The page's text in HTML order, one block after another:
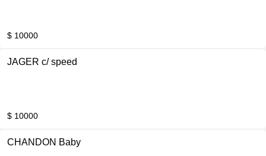
$ 10000
JAGER c/ speed
$ 10000
CHANDON Baby